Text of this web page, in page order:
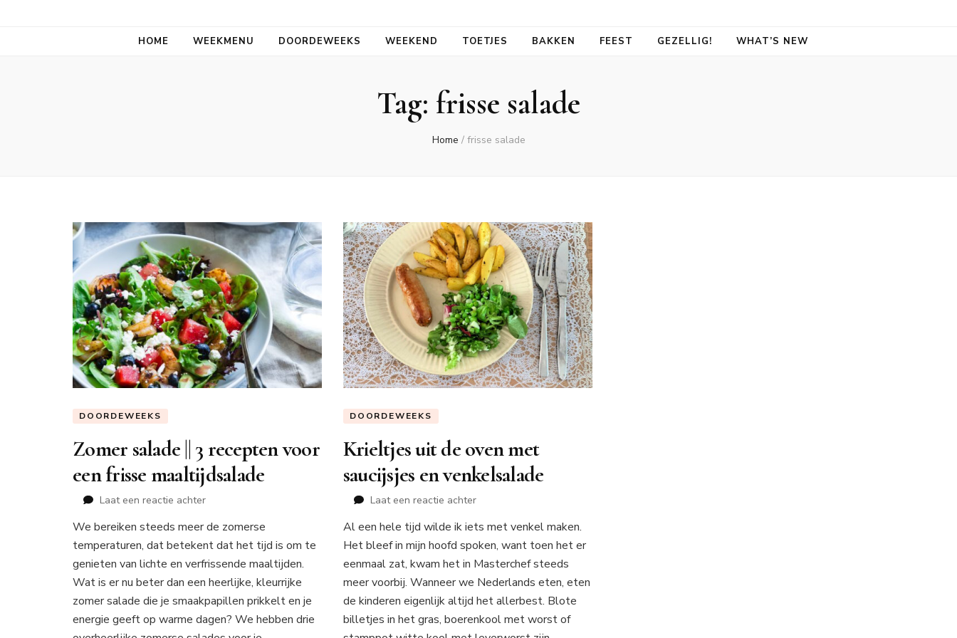
HOME WEEKMENU DOORDEWEEKS WEEKEND TOETJES BAKKEN FEEST GEZELLIG! WHAT’S NEW
Tag: frisse salade
Home / frisse salade
DOORDEWEEKS
Zomer salade || 3 recepten voor
een frisse maaltijdsalade
Laat een reactie achterop
salade
||
3
voor
een
frisse
maaltijdsalade
We bereiken steeds meer de zomerse
temperaturen, dat betekent dat het tijd is om te
genieten van lichte en verfrissende maaltijden.
Wat is er nu beter dan een heerlijke, kleurrijke
zomer salade die je smaakpapillen prikkelt en je
energie geeft op warme dagen? We hebben drie
DOORDEWEEKS
Krieltjes uit de oven met
saucijsjes en venkelsalade
Laat een reactie achterop
uit
de
oven
saucijsjes
en
venkelsalade
Al een hele tijd wilde ik iets met venkel maken.
Het bleef in mijn hoofd spoken, want toen het er
eenmaal zat, kwam het in Masterchef steeds
meer voorbij. Wanneer we Nederlands eten, eten
de kinderen eigenlijk altijd het allerbest. Blote
billetjes in het gras, boerenkool met worst of